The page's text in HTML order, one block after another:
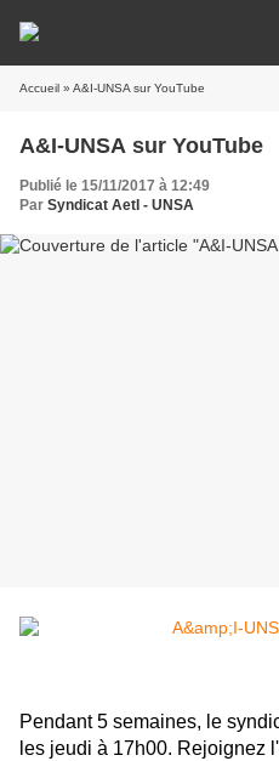
Accueil » A&I-UNSA sur YouTube
A&I-UNSA sur YouTube
Publié le 15/11/2017 à 12:49
Par Syndicat AetI - UNSA
Pendant 5 semaines, le
les jeudi à 17h00. Rejoignez